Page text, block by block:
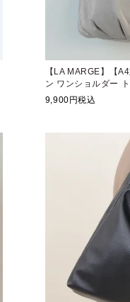
【LA MARGE】【
ン ワンショルダー
9,900 税込